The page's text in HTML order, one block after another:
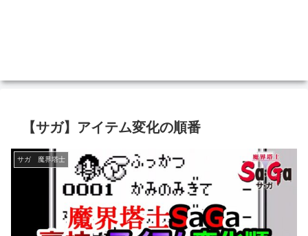
【サガ】アイテム変化の順番
サガ 魔界塔士